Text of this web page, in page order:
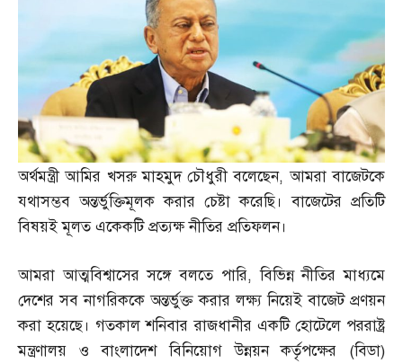
অর্থমন্ত্রী আমির খসরু মাহমুদ চৌধুরী বলেছেন,আমরা বাজেটকে
যথাসম্ভব অন্তর্ভুক্তিমূলক করার চেষ্টা করেছি। বাজেটের প্রতিটি
বিষয়ই মূলত একেকটি প্রত্যক্ষ নীতির প্রতিফলন।
আমরা আত্মবিশ্বাসের সঙ্গে বলতে পারি,বিভিন্ন নীতির মাধ্যমে
দেশের সব নাগরিককে অন্তর্ভুক্ত করার লক্ষ্য নিয়েই বাজেট প্রণয়ন
করা হয়েছে। গতকাল শনিবার রাজধানীর একটি হোটেলে পররাষ্ট্র
মন্ত্রণালয় ও বাংলাদেশ বিনিয়োগ উন্নয়ন কর্তৃপক্ষের (বিডা)